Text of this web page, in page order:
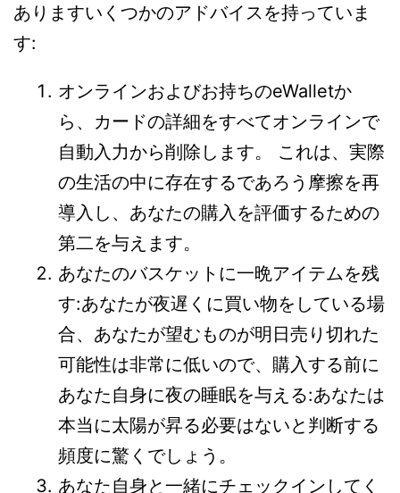
ありますいくつかのアドバイスを持っていま
す:
オンラインおよびお持ちのeWalletか
ら、カードの詳細をすべてオンラインで
自動入力から削除します。 これは、実際
の生活の中に存在するであろう摩擦を再
導入し、あなたの購入を評価するための
第二を与えます。
あなたのバスケットに一晩アイテムを残
す:あなたが夜遅くに買い物をしている場
合、あなたが望むものが明日売り切れた
可能性は非常に低いので、購入する前に
あなた自身に夜の睡眠を与える:あなたは
本当に太陽が昇る必要はないと判断する
頻度に驚くでしょう。
あなた自身と一緒にチェックインしてく